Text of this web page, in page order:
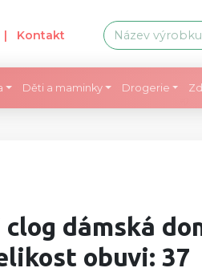
| Kontakt
Děti a maminky Drogerie
dámská
obuvi: 37